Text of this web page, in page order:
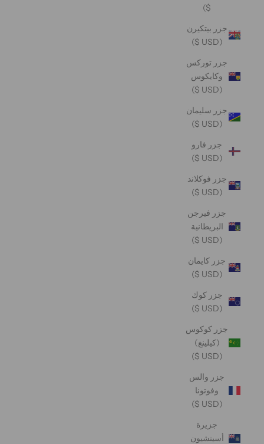
$)
جزر بيتكيرن
(USD $)
جزر توركس
وكايكوس
(USD $)
جزر سليمان
(USD $)
جزر فارو
(USD $)
جزر فوكلاند
(USD $)
جزر فيرجن
البريطانية
(USD $)
جزر كايمان
(USD $)
جزر كوك
(USD $)
جزر كوكوس
(كيلينغ)
(USD $)
جزر والس
وفوتونا
(USD $)
جزيرة
أسينشيون